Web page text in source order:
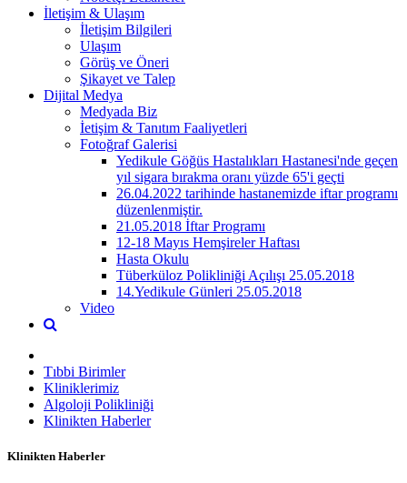
İletişim & Ulaşım
İletişim Bilgileri
Ulaşım
Görüş ve Öneri
Şikayet ve Talep
Dijital Medya
Medyada Biz
İetişim & Tanıtım Faaliyetleri
Fotoğraf Galerisi
Yedikule Göğüs Hastalıkları Hastanesi'nde geçen
yıl sigara bırakma oranı yüzde 65'i geçti
26.04.2022 tarihinde hastanemizde iftar programı
düzenlenmiştir.
21.05.2018 İftar Programı
12-18 Mayıs Hemşireler Haftası
Hasta Okulu
Tüberküloz Polikliniği Açılışı 25.05.2018
14.Yedikule Günleri 25.05.2018
Video
Tıbbi Birimler
Kliniklerimiz
Algoloji Polikliniği
Klinikten Haberler
Klinikten Haberler